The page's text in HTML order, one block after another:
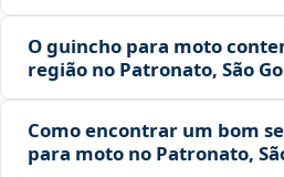
O guincho para moto
região no Patronato, São
Como encontrar um bom
para moto no Patronato,